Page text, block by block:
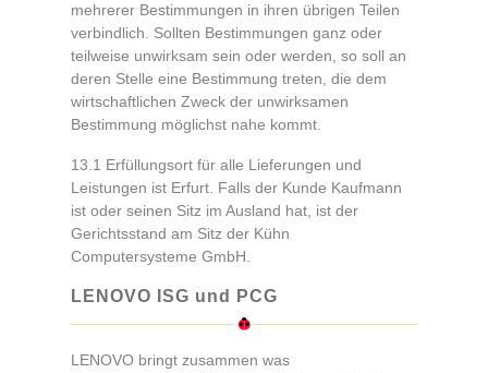
mehrerer Bestimmungen in ihren übrigen Teilen
verbindlich. Sollten Bestimmungen ganz oder
teilweise unwirksam sein oder werden, so soll an
deren Stelle eine Bestimmung treten, die dem
wirtschaftlichen Zweck der unwirksamen
Bestimmung möglichst nahe kommt.
13.1 Erfüllungsort für alle Lieferungen und
Leistungen ist Erfurt. Falls der Kunde Kaufmann
ist oder seinen Sitz im Ausland hat, ist der
Gerichtsstand am Sitz der Kühn
Computersysteme GmbH.
LENOVO ISG und PCG
LENOVO bringt zusammen was